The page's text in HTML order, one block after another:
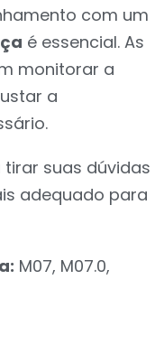
com um
é essencial. As
monitorar a
a
tirar suas dúvidas
adequado para
M07, M07.0,